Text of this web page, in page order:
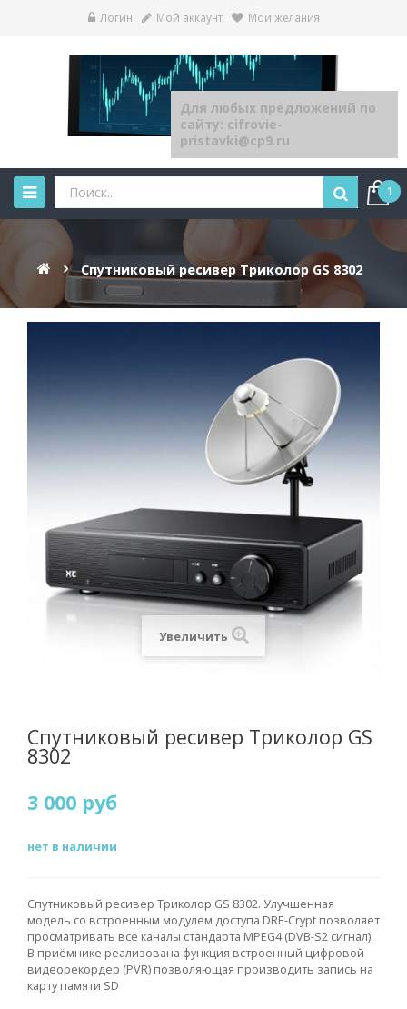
Логин Мой аккаунт Мои желания
1
Спутниковый ресивер Триколор GS 8302
Увеличить
Спутниковый ресивер Триколор GS
8302
3 000 руб
нет в наличии
Спутниковый ресивер Триколор GS 8302. Улучшенная
модель со встроенным модулем доступа DRE-Crypt позволяет
просматривать все каналы стандарта MPEG4 (DVB-S2 сигнал).
В приёмнике реализована функция встроенный цифровой
видеорекордер (PVR) позволяющая производить запись на
карту памяти SD
Для любых предложений по
сайту: cifrovie-
pristavki@cp9.ru